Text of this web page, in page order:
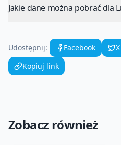
Jakie dane można pobrać dla
Udostępnij: Facebook X
Kopiuj link
Zobacz również